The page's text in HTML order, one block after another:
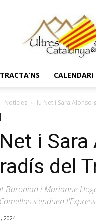
Notícies Ïu Net i Sara Alonso
i Sara
del
Baronian i Marianne
s'enduen l'Express
2024